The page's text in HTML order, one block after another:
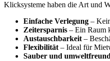
Klicksysteme haben die Art und
Einfache Verlegung –
Zeitersparnis – Ein Raum
Austauschbarkeit –
Flexibilität – Ideal für
Sauber und